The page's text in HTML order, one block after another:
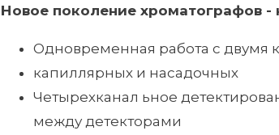
Новое поколение хроматографов -
Одновременная работа с двумя
капиллярных и насадочных
Четырехканал ьное
между детекторами